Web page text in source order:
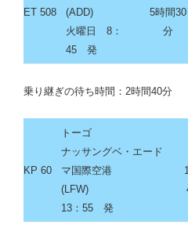
ET 508
(ADD)
火曜日 8：
45 発
5時間30
分
乗り継ぎの待ち時間：2時間40分
KP 60
トーゴ
ナッサングベ・エード
マ国際空港
( LFW)
13：55 発